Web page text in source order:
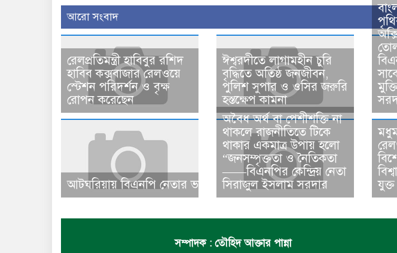
আরো সংবাদ
রেলপ্রতিমন্ত্রী হাবিবুর রশিদ
হাবিব কক্সবাজার রেলওয়ে
স্টেশন পরিদর্শন ও বৃক্ষ
রোপন করেছেন
ঈশ্বরদীতে লাগামহীন চুরি
বৃদ্ধিতে অতিষ্ঠ জনজীবন,
পুলিশ সুপার ও ওসির জরুরি
হস্তক্ষেপ কামনা ​
আটঘরিয়ায় বিএনপি নেতার ভাতিজাকে ছাত্রলীগের সাধারণ সম্পাদক
​​অবৈধ অর্থ বা পেশীশক্তি না
থাকলে রাজনীতিতে টিকে
থাকার একমাত্র উপায় হলো
“জনসম্পৃক্ততা ও নৈতিকতা
——বিএনপির কেন্দ্রিয় নেতা
সিরাজুল ইসলাম সরদার
সম্পাদক : তৌহিদ আক্তার পান্না